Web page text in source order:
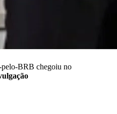
BRB chegoiu no